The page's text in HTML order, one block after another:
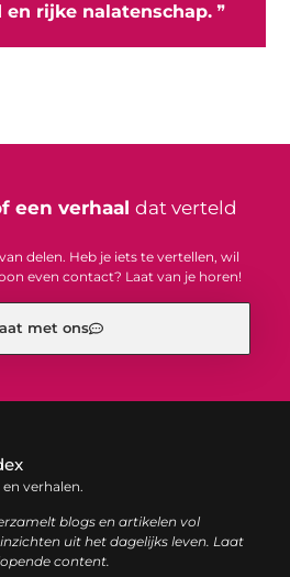
en rijke nalatenschap. ❞
een verhaal dat verteld
delen. Heb je iets te vertellen, wil
even contact? Laat van je horen!
met ons
verhalen.
blogs en artikelen vol
uit het dagelijks leven. Laat
content.